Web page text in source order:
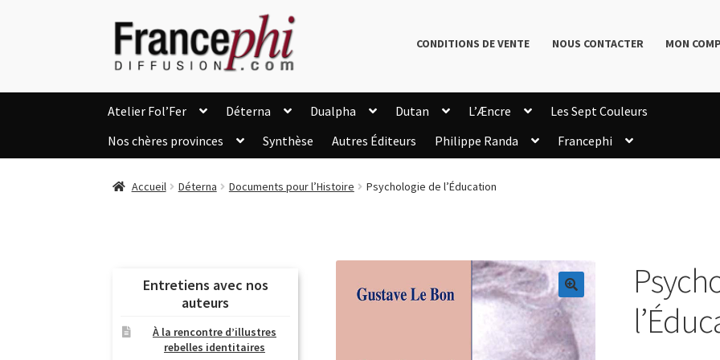
Aller
la
Aller
au
contenu
CONDITIONS DE VENTE NOUS CONTACTER MON
Atelier Fol’Fer Déterna Dualpha Dutan L’Æncre
Les Sept Couleurs
Nos chères provinces
Synthèse Autres Éditeurs Philippe Randa
Francephi
Suivi de la Commande
Accueil Déterna Documents pour l’Histoire Psychologie de l’Éducation
🔍
Entretiens avec nos
auteurs
À la rencontre d’illustres
rebelles identitaires